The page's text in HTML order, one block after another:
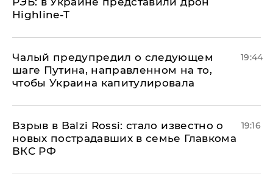
Highline-T
Чалый предупредил о следующем
шаге Путина, направленном на то,
чтобы Украина капитулировала
19:44
Взрыв в Balzi Rossi: стало известно о
новых пострадавших в семье Главкома
ВКС РФ
19:16